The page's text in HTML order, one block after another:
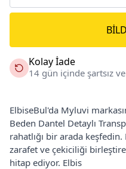
Kolay İade
14 gün içinde şartsız
ElbiseBul'da Myluvi
Beden Dantel Detaylı
rahatlığı bir arada
zarafet ve çekiciliği
hitap ediyor. Elbis